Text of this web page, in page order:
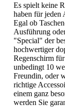
Es spielt keine
haben für jeden
Egal ob
Ausführung
"Special" der
hochwertiger
Regenschirm
unbedingt 10
Freundin, oder
richtige
einem ganz
werden Sie